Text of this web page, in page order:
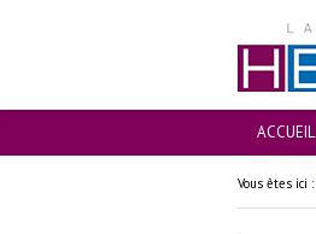
ACCUEIL
Vous êtes ici :